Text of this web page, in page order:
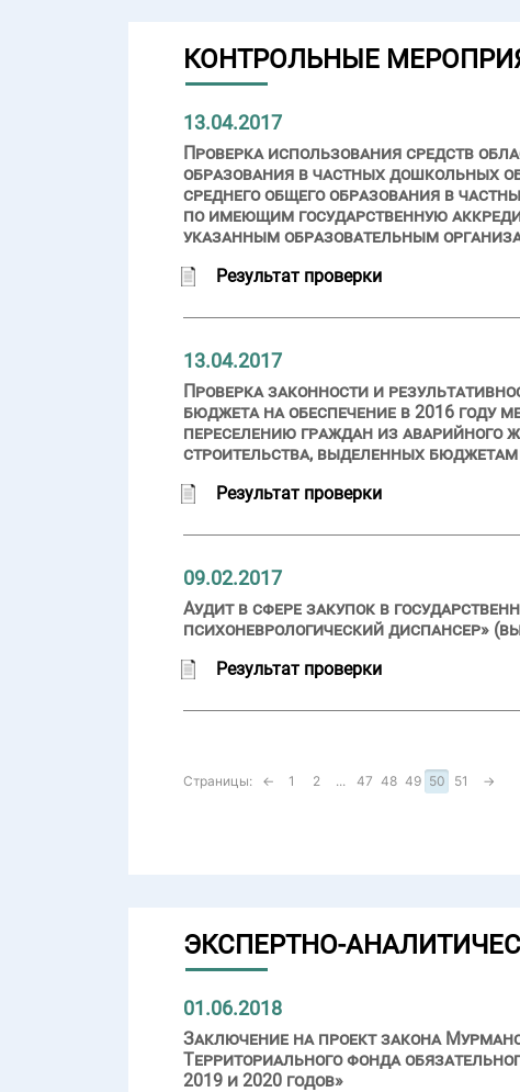
КОНТРОЛЬНЫЕ
13.04.2017
Проверка использования средств
образования в частных дошкольных
среднего общего образования в
по имеющим государственную
указанным образовательным
Результат проверки
13.04.2017
Проверка законности и
бюджета на обеспечение в 2016 году
переселению граждан из аварийного
строительства, выделенных
Результат проверки
09.02.2017
Аудит в сфере закупок в
психоневрологический диспансер»
Результат проверки
Страницы: ← 1 2 ... 47 48 49 50 51 →
ЭКСПЕРТНО-
01.06.2018
Заключение на проект закона
Территориального фонда
2019 и 2020 годов»